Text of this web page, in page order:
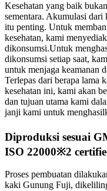
Kesehatan yang baik
sementara. Akumulasi dari
itu penting. Untuk
kesehatan, kami
dikonsumsi.Untuk
dikonsumsi setiap saat,
untuk menjaga keamanan
Terlepas dari berapa lama
kesehatan ini, kami akan
dan tujuan utama kami
janji kami untuk
Diproduksi sesuai
ISO 22000※2
Proses pembuatan
kaki Gunung Fuji,